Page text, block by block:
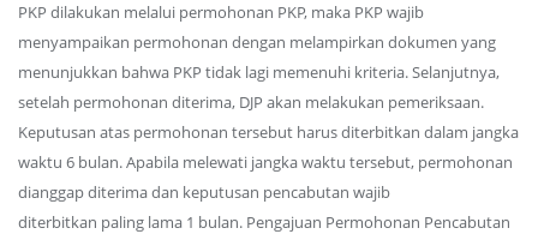
PKP dilakukan melalui permohonan PKP, maka PKP wajib
menyampaikan permohonan dengan melampirkan dokumen yang
menunjukkan bahwa PKP tidak lagi memenuhi kriteria. Selanjutnya,
setelah permohonan diterima, DJP akan melakukan pemeriksaan.
Keputusan atas permohonan tersebut harus diterbitkan dalam jangka
waktu 6 bulan. Apabila melewati jangka waktu tersebut, permohonan
dianggap diterima dan keputusan pencabutan wajib
diterbitkan paling lama 1 bulan. Pengajuan Permohonan Pencabutan